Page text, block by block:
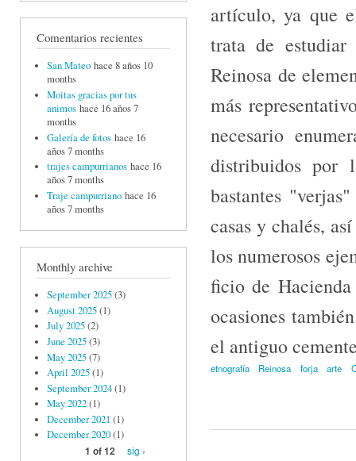
Comentarios recientes
San Mateo hace 8 años 10
months
Moitas gracias por tus
animos hace 16 años 7
months
Galería de fotos hace 16
años 7 months
trajes campurrianos hace 16
años 7 months
Traje campurriano hace 16
años 7 months
Monthly archive
September 2025(3)
August 2025(1)
July 2025(2)
June 2025(3)
May 2025(7)
April 2025(1)
September 2024(1)
May 2022(1)
December 2021 (1)
December 2020(1)
1 of 12
sig ›
artículo, ya que
trata de
Reinosa de
más
necesario
distribuidos por
bastantes
casas y cha­lés,
los nu­merosos
ficio de
ocasiones
el antiguo
etnografía Reinosa forja arte